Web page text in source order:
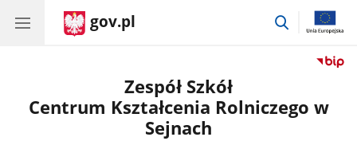
gov.pl
przejdź
Zespół Szkół
Centrum Kształcenia Rolniczego w
Sejnach